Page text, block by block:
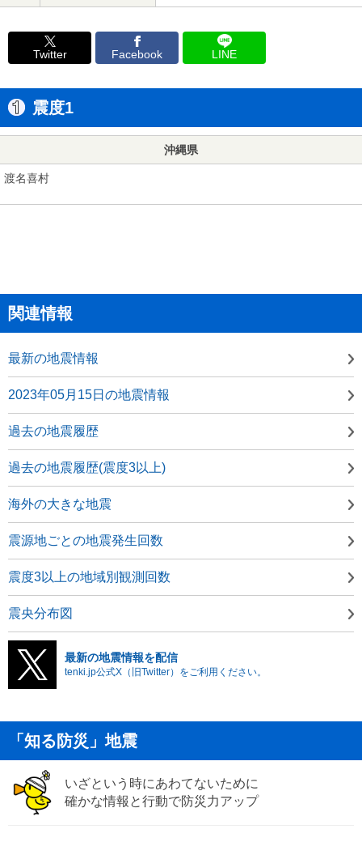
Twitter Facebook LINE
震度1
沖縄県
渡名喜村
関連情報
最新の地震情報
2023年05月15日の地震情報
過去の地震履歴
過去の地震履歴(震度3以上)
海外の大きな地震
震源地ごとの地震発生回数
震度3以上の地域別観測回数
震央分布図
最新の地震情報を配信
tenki.jp公式X（旧Twitter）をご利用ください。
「知る防災」地震
いざという時にあわてないために
確かな情報と行動で防災力アップ